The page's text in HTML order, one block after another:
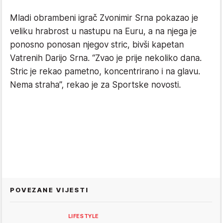
Mladi obrambeni igrač Zvonimir Srna pokazao je
veliku hrabrost u nastupu na Euru, a na njega je
ponosno ponosan njegov stric, bivši kapetan
Vatrenih Darijo Srna. “Zvao je prije nekoliko dana.
Stric je rekao pametno, koncentrirano i na glavu.
Nema straha”, rekao je za Sportske novosti.
POVEZANE VIJESTI
LIFESTYLE